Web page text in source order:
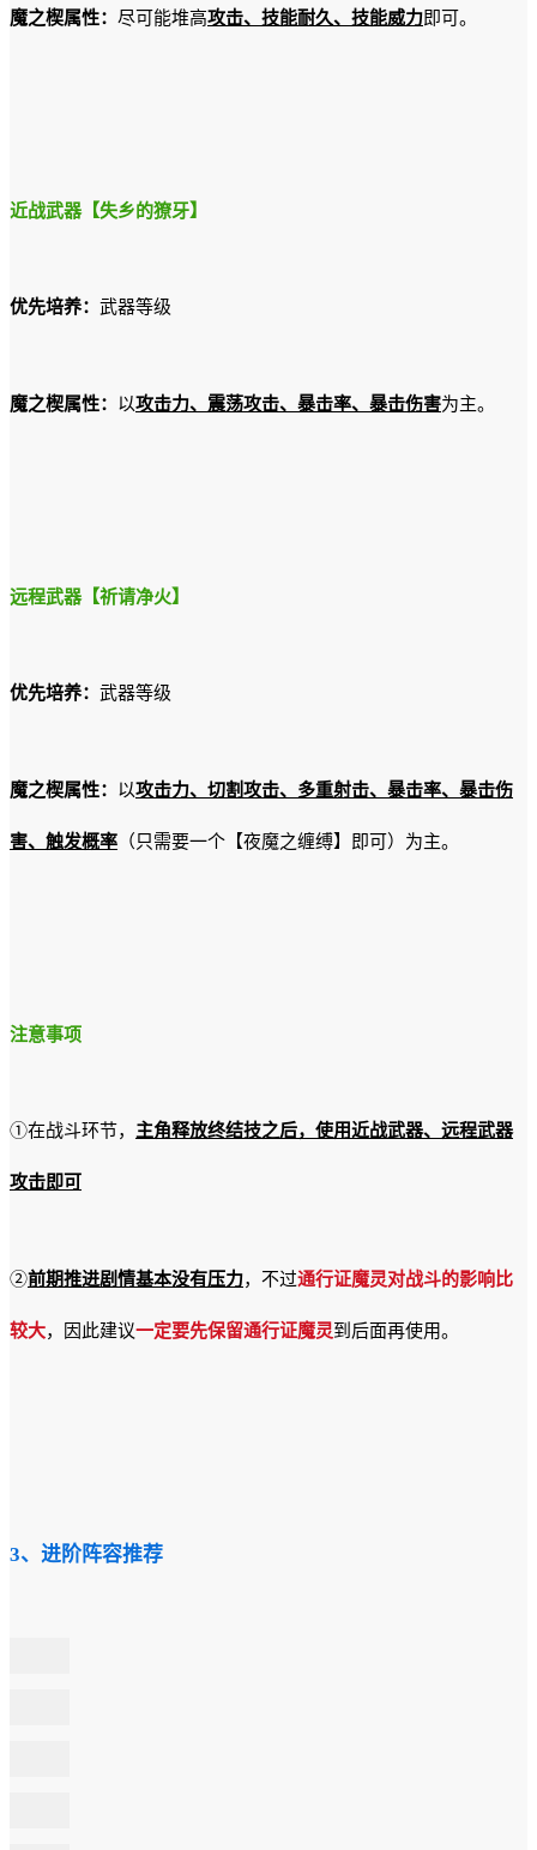
魔之楔属性： 尽可能堆高攻击、技能耐久、技能威力即可。
近战武器【失乡的獠牙】
优先培养： 武器等级
魔之楔属性： 以攻击力、震荡攻击、暴击率、暴击伤害为主。
远程武器【祈请净火】
优先培养： 武器等级
魔之楔属性： 以攻击力、切割攻击、多重射击、暴击率、暴击伤
害、触发概率 （只需要一个【夜魔之缠缚】即可）为主。
注意事项
①在战斗环节， 主角释放终结技之后，使用近战武器、远程武器
攻击即可
②前期推进剧情基本没有压力，不过通行证魔灵对战斗的影响比
较大，因此建议一定要先保留通行证魔灵到后面再使用。
3、进阶阵容推荐